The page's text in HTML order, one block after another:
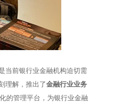
当前银行业金融机构迫切需
理解，推出了金融行业业务
的管理平台，为银行业金融